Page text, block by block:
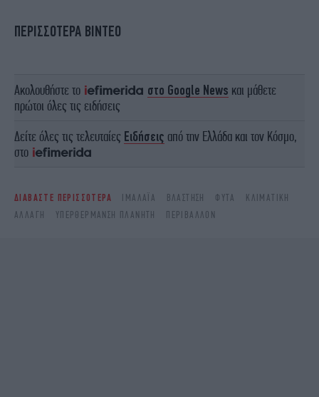
ΠΕΡΙΣΣΟΤΕΡΑ ΒΙΝΤΕΟ
Ακολουθήστε το στο Google News και μάθετε
πρώτοι όλες τις ειδήσεις
Δείτε όλες τις τελευταίες Ειδήσεις από την Ελλάδα και τον Κόσμο,
στο
ΔΙΑΒΑΣΤΕ ΠΕΡΙΣΣΟΤΕΡΑ ΙΜΑΛΆΙΑ ΒΛΆΣΤΗΣΗ ΦΥΤΆ
ΚΛΙΜΑΤΙΚΉ
ΑΛΛΑΓΉ
ΥΠΕΡΘΈΡΜΑΝΣΗ ΠΛΑΝΉΤΗ ΠΕΡΙΒΆΛΛΟΝ